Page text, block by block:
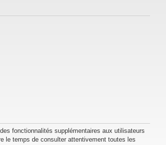
fonctionnalités supplémentaires aux utilisateurs
le temps de consulter attentivement toutes les